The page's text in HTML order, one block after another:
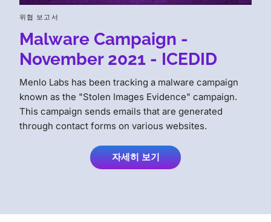
위협 보고서
Malware Campaign -
November 2021 - ICEDID
Menlo Labs has been tracking a malware campaign
known as the "Stolen Images Evidence" campaign.
This campaign sends emails that are generated
through contact forms on various websites.
자세히 보기